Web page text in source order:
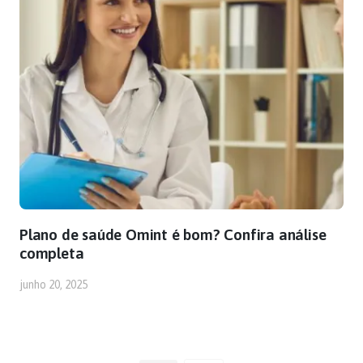
Plano de saúde Omint é bom? Confira análise
completa
junho 20, 2025